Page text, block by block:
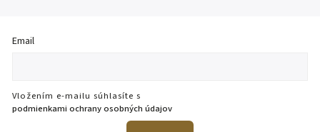
Email
Vložením e-mailu súhlasíte s
podmienkami ochrany osobných údajov